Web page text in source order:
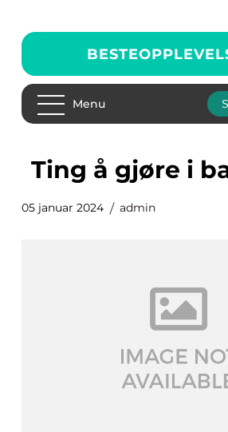
Menu
ting å gjøre i
05 januar 2024 admin